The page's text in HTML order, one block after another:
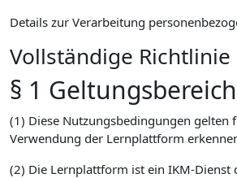
Details zur Verarbeitung
Vollständige Richtlinie
§ 1 Geltungsbereich
(1) Diese Nutzungsbedingungen gelten
Verwendung der Lernplattform
(2) Die Lernplattform ist ein IKM-Dienst